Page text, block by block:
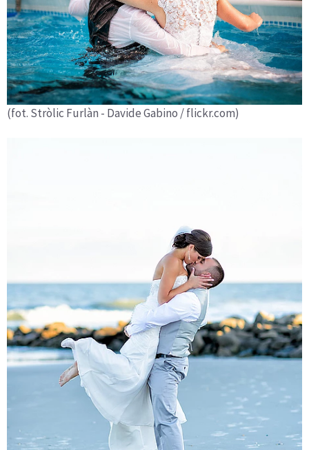
(fot. Stròlic Furlàn - Davide Gabino / flickr.com)